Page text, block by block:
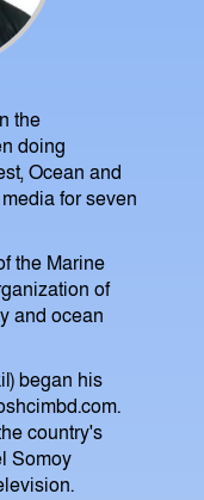
the
doing
Ocean and
for seven
the Marine
of
and ocean
began his
country's
Somoy